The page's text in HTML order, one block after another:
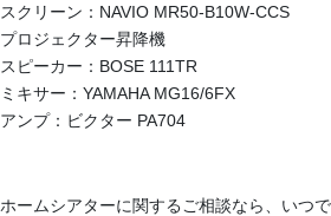
スクリーン：NAVIO MR50-B10W-CCS
プロジェクター昇降機
スピーカー：BOSE 111TR
ミキサー：YAMAHA MG16/6FX
アンプ：ビクター PA704
ホームシアターに関するご相談なら、いつ